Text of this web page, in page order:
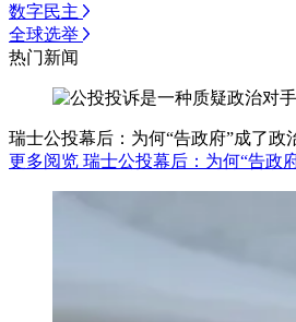
数字民主
全球选举
热门新闻
瑞士公投幕后：为何“告政府”成了政
更多阅览 瑞士公投幕后：为何“告政